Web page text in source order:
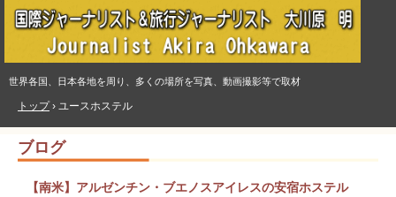
世界各国、日本各地を周り、多くの場所を写真、動画撮影等で取材
トップ› ユースホステル
ブログ
【南米】アルゼンチン・ブエノスアイレスの安宿ホステル